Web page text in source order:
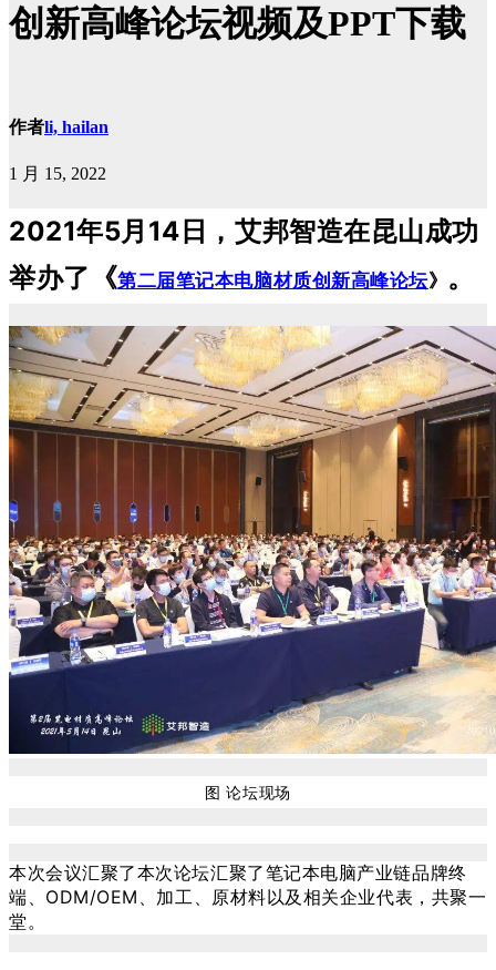
创新高峰论坛视频及PPT下载
作者li, hailan
1 月 15, 2022
2021年5月14日，艾邦智造在昆山成功
举办了《第二届笔记本电脑材质创新高峰论坛》 。
图 论坛现场
本次会议汇聚了本次论坛汇聚了笔记本电脑产业链品牌终
端、ODM/OEM、加工、原材料以及相关企业代表，共聚一
堂。